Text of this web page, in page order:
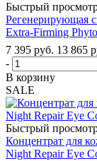
Быстрый
Регенерирующая
Extra-Firming
7 395 руб. 13 865
-
В корзину
SALE
Быстрый
Концентрат для
Night Repair Eye